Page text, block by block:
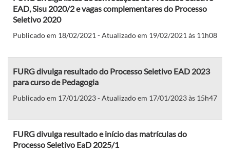
EAD, Sisu 2020/2 e vagas complementares do Processo
Seletivo 2020
Publicado em 18/02/2021 - Atualizado em 19/02/2021 às 11h08
FURG divulga resultado do Processo Seletivo EAD 2023
para curso de Pedagogia
Publicado em 17/01/2023 - Atualizado em 17/01/2023 às 15h47
FURG divulga resultado e início das matrículas do
Processo Seletivo EaD 2025/1